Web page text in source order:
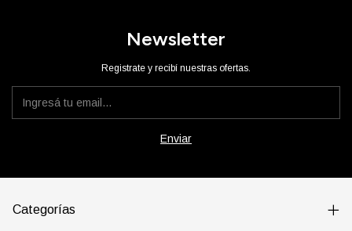
Newsletter
Registrate y recibí nuestras ofertas.
Categorías